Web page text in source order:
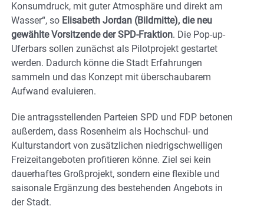
Konsumdruck, mit guter Atmosphäre und direkt am
Wasser“, so Elisabeth Jordan (Bildmitte), die neu
gewählte Vorsitzende der SPD-Fraktion. Die Pop-up-
Uferbars sollen zunächst als Pilotprojekt gestartet
werden. Dadurch könne die Stadt Erfahrungen
sammeln und das Konzept mit überschaubarem
Aufwand evaluieren.
Die antragsstellenden Parteien SPD und FDP betonen
außerdem, dass Rosenheim als Hochschul- und
Kulturstandort von zusätzlichen niedrigschwelligen
Freizeitangeboten profitieren könne. Ziel sei kein
dauerhaftes Großprojekt, sondern eine flexible und
saisonale Ergänzung des bestehenden Angebots in
der Stadt.